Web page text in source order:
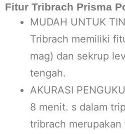
Fitur Tribrach Prisma
MUDAH UNTUK
Tribrach memiliki
mag) dan sekrup
tengah.
AKURASI
8 menit. s dalam
tribrach